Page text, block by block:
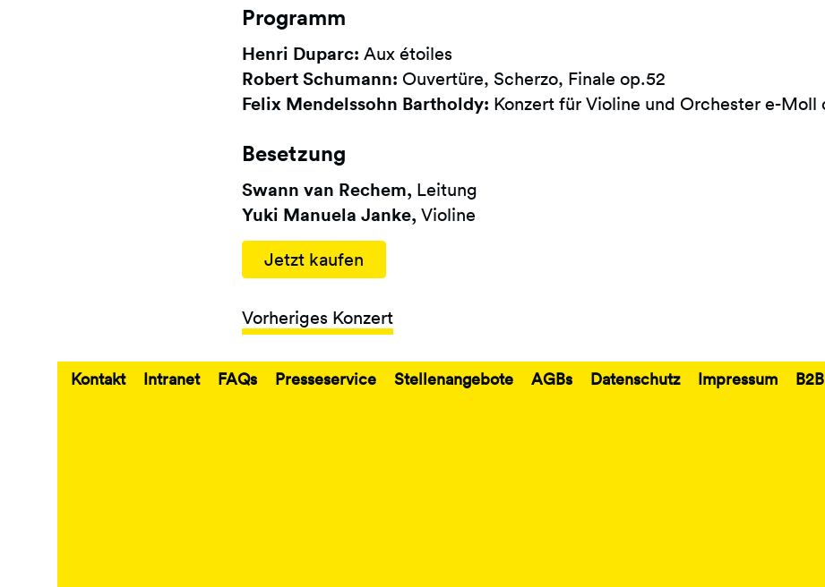
Programm
Henri Duparc: Aux étoiles
Robert Schumann: Ouvertüre, Scherzo, Finale op.52
Felix Mendelssohn Bartholdy: Konzert für Violine und Orchester e-Moll
Besetzung
Swann van Rechem, Leitung
Yuki Manuela Janke, Violine
Jetzt kaufen
Vorheriges Konzert
Kontakt Intranet FAQs Presseservice Stellenangebote AGBs Datenschutz Impressum B2B